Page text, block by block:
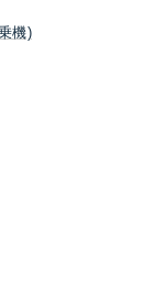
機)